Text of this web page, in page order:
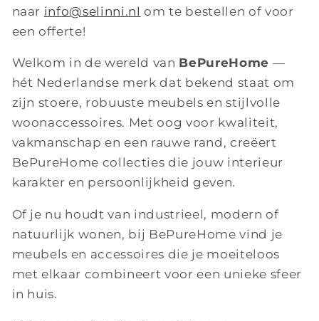
naar info@selinni.nl om te bestellen of voor
een offerte!
Welkom in de wereld van BePureHome —
hét Nederlandse merk dat bekend staat om
zijn stoere, robuuste meubels en stijlvolle
woonaccessoires. Met oog voor kwaliteit,
vakmanschap en een rauwe rand, creëert
BePureHome collecties die jouw interieur
karakter en persoonlijkheid geven.
Of je nu houdt van industrieel, modern of
natuurlijk wonen, bij BePureHome vind je
meubels en accessoires die je moeiteloos
met elkaar combineert voor een unieke sfeer
in huis.